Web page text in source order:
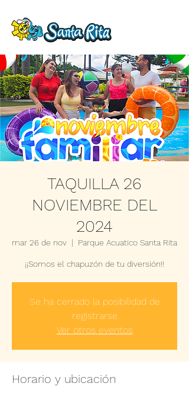
TAQUILLA 26
NOVIEMBRE DEL
2024
mar 26 de nov
  |
Parque Acuatico Santa Rita
¡¡Somos el chapuzón de tu diversión!!
Se ha cerrado la posibilidad de
registrarse
Ver otros eventos
Horario y ubicación